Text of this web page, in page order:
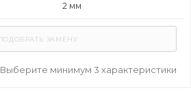
2 мм
Выберите минимум 3 характеристики